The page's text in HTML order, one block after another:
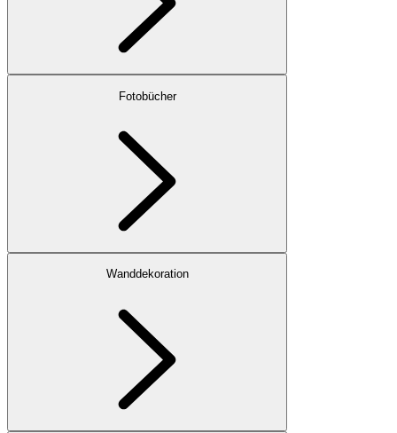
Fotobücher
Wanddekoration